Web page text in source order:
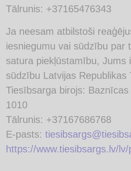
Tālrunis: +37165476343
Ja neesam atbilstoši
iesniegumu vai sūdzību par
satura piekļūstamību, Jums
sūdzību Latvijas Republikas
Tiesībsarga birojs:
1010
Tālrunis: +37167686768
E-pasts:
https://www.tiesibsargs.lv/